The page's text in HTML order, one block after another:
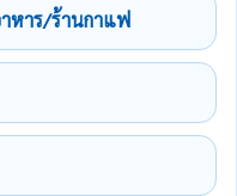
หาร/ร้านกาแฟ